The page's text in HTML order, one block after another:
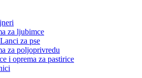
za ljubimce
Lanci za pse
za poljoprivredu
i oprema za pastirice